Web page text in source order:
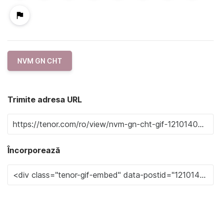
NVM GN CHT
Trimite adresa URL
Încorporează